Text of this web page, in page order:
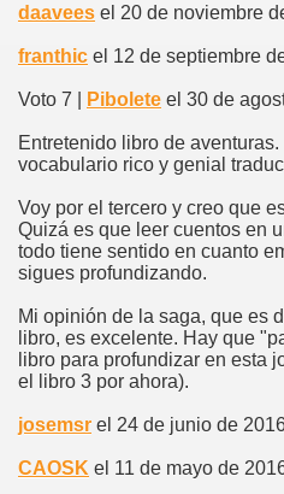
daavees el 20 de noviembre
franthic el 12 de septiembre
Voto 7 | Pibolete el 30 de
Entretenido libro de
vocabulario rico y genial
Voy por el tercero y creo que
Quizá es que leer cuentos en
todo tiene sentido en cuanto
sigues profundizando.
Mi opinión de la saga, que es
libro, es excelente. Hay que
libro para profundizar en esta
el libro 3 por ahora).
josemsr el 24 de junio de
CAOSK el 11 de mayo de